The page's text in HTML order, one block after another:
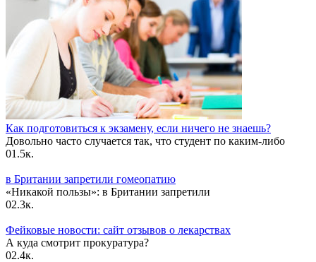
Как подготовиться к экзамену, если ничего не знаешь?
Довольно часто случается так, что студент по каким-либо
01.5к.
в Британии запретили гомеопатию
«Никакой пользы»: в Британии запретили
02.3к.
Фейковые новости: сайт отзывов о лекарствах
А куда смотрит прокуратура?
02.4к.